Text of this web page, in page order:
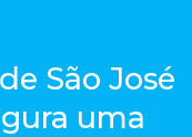
São José
uma